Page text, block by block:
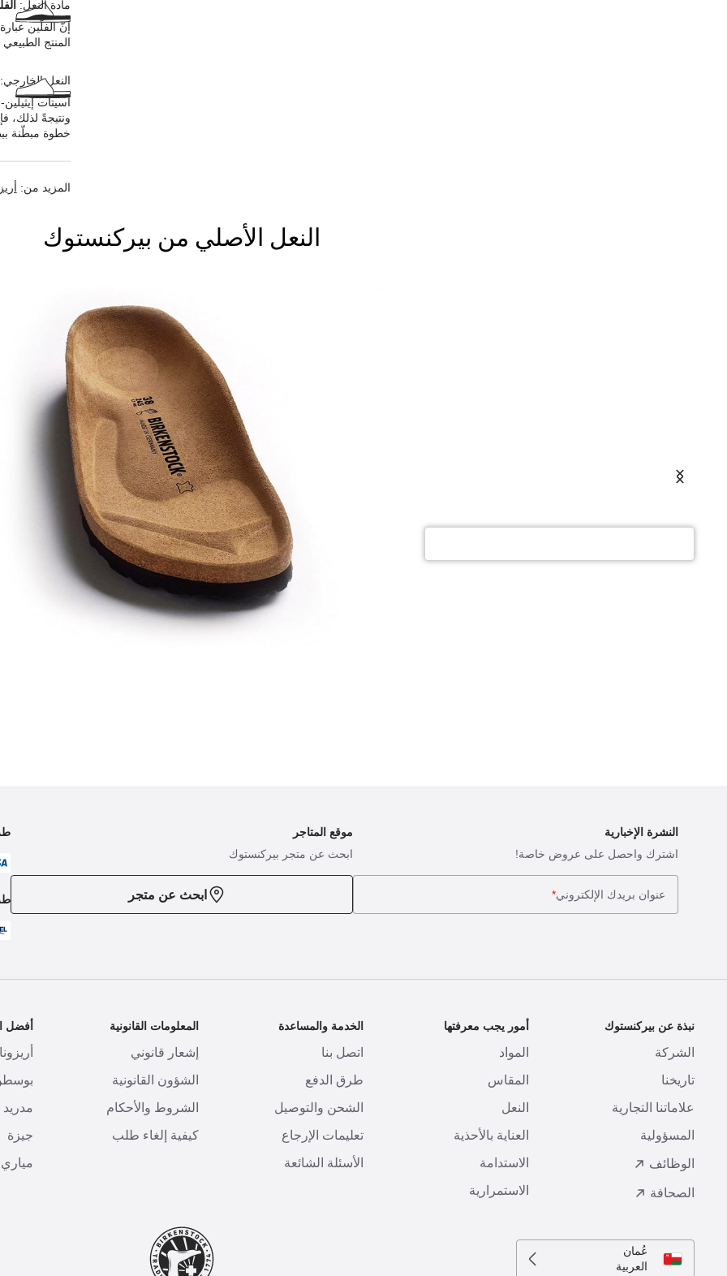
مادة النعل:
إنّ الفلّين
المنتج
النعل
أسيتات
ونتيجةً لذلك،
خطوة مبطّنة
المزيد من:
النعل الأصلي من بيركنستوك
النشرة الإخبارية
اشترك واحصل على عروض خاصة!
عنوان بريدك الإلكتروني*
موقع المتاجر
ابحث عن متجر بيركنستوك
ابحث عن متجر
نبذة عن بيركنستوك
الشركة
تاريخنا
علاماتنا التجارية
المسؤولية
الوظائف
الصحافة
أمور يجب معرفتها
المواد
المقاس
النعل
العناية بالأحذية
الاستدامة
الاستمرارية
الخدمة والمساعدة
اتصل بنا
طرق الدفع
الشحن والتوصيل
تعليمات الإرجاع
الأسئلة الشائعة
المعلومات القانونية
إشعار قانوني
الشؤون القانونية
الشروط والأحكام
كيفية إلغاء طلب
أفضل
مدريد
جيزة
مياري
عُمان
العربية